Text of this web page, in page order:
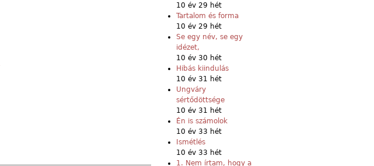
10 év 29 hét
Tartalom és forma
10 év 29 hét
Se egy név, se egy
idézet,
10 év 30 hét
Hibás kiindulás
10 év 31 hét
Ungváry
sértődöttsége
10 év 31 hét
Én is számolok
10 év 33 hét
Ismétlés
10 év 33 hét
1. Nem írtam, hogy a